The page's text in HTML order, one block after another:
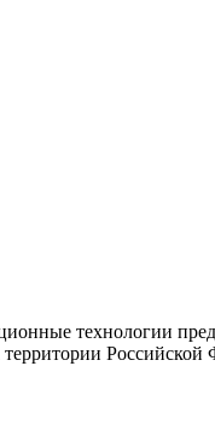
технологии
Российской